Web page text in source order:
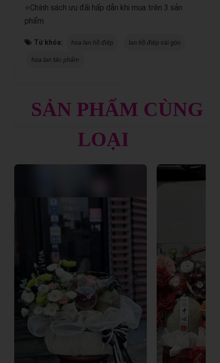
⭐Chính sách ưu đãi hấp dẫn khi mua trên 3 sản
phẩm.
Từ khóa: hoa lan hồ điệp lan hồ điệp sài gòn
hoa lan tác phẩm
SẢN PHẨM CÙNG
LOẠI